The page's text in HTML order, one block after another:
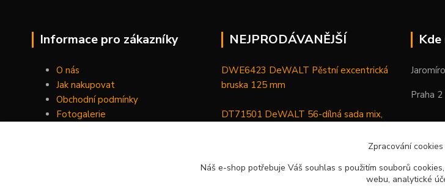
Informace pro zákazníky
O nás
Jak nakupovat
Obchodní podmínky
Fotogalerie
NEJPRODÁVANĚJŠÍ
DWE6423 DeWALT Pěstní excentrická
bruska 125 mm
DT71501 DeWALT 56-dílná sada mix,
maznice 18 V XR Li-Ion samostatný stroj
Praha
Zpracování cookies
Náš e-shop potřebuje Váš souhlas s použitím souborů
webu, analytické